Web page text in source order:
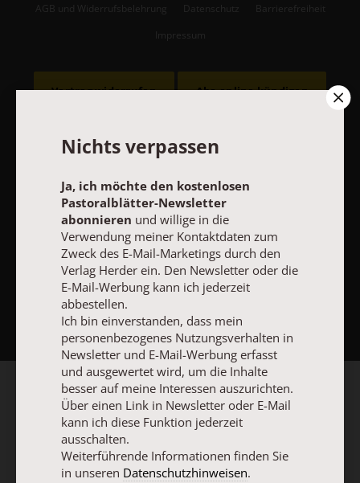
AGB und Widerrufsbelehrung Datenschutz Barrierefreiheit
Impressum
Vertrag widerrufen Abo online kündigen
NACH OBEN
Nichts verpassen
Ja, ich möchte den kostenlosen
Pastoralblätter-Newsletter
abonnieren und willige in die
Verwendung meiner Kontaktdaten zum
Zweck des E-Mail-Marketings durch den
Verlag Herder ein. Den Newsletter oder die
E-Mail-Werbung kann ich jederzeit
abbestellen.
Ich bin einverstanden, dass mein
personenbezogenes Nutzungsverhalten in
Newsletter und E-Mail-Werbung erfasst
und ausgewertet wird, um die Inhalte
besser auf meine Interessen auszurichten.
Über einen Link in Newsletter oder E-Mail
kann ich diese Funktion jederzeit
ausschalten.
Weiterführende Informationen finden Sie
in unseren Datenschutzhinweisen.